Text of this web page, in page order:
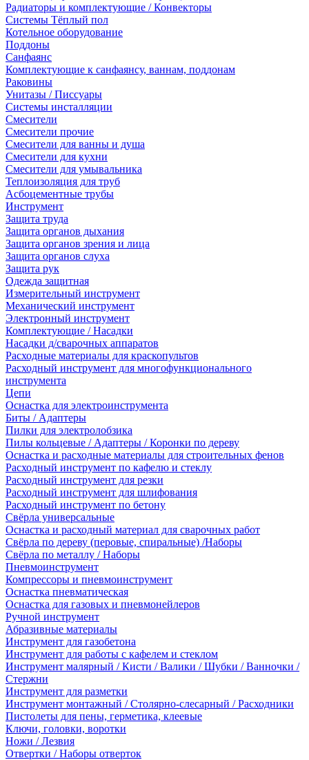
Радиаторы и комплектующие / Конвекторы
Системы Тёплый пол
Котельное оборудование
Поддоны
Санфаянс
Комплектующие к санфаянсу, ваннам, поддонам
Раковины
Унитазы / Писсуары
Системы инсталляции
Смесители
Смесители прочие
Смесители для ванны и душа
Смесители для кухни
Смесители для умывальника
Теплоизоляция для труб
Асбоцементные трубы
Инструмент
Защита труда
Защита органов дыхания
Защита органов зрения и лица
Защита органов слуха
Защита рук
Одежда защитная
Измерительный инструмент
Механический инструмент
Электронный инструмент
Комплектующие / Насадки
Насадки д/сварочных аппаратов
Расходные материалы для краскопультов
Расходный инструмент для многофункционального
инструмента
Цепи
Оснастка для электроинструмента
Биты / Адаптеры
Пилки для электролобзика
Пилы кольцевые / Адаптеры / Коронки по дереву
Оснастка и расходные материалы для строительных фенов
Расходный инструмент по кафелю и стеклу
Расходный инструмент для резки
Расходный инструмент для шлифования
Расходный инструмент по бетону
Свёрла универсальные
Оснастка и расходный материал для сварочных работ
Свёрла по дереву (перовые, спиральные) /Наборы
Свёрла по металлу / Наборы
Пневмоинструмент
Компрессоры и пневмоинструмент
Оснастка пневматическая
Оснастка для газовых и пневмонейлеров
Ручной инструмент
Абразивные материалы
Инструмент для газобетона
Инструмент для работы с кафелем и стеклом
Инструмент малярный / Кисти / Валики / Шубки / Ванночки /
Стержни
Инструмент для разметки
Инструмент монтажный / Столярно-слесарный / Расходники
Пистолеты для пены, герметика, клеевые
Ключи, головки, воротки
Ножи / Лезвия
Отвертки / Наборы отверток